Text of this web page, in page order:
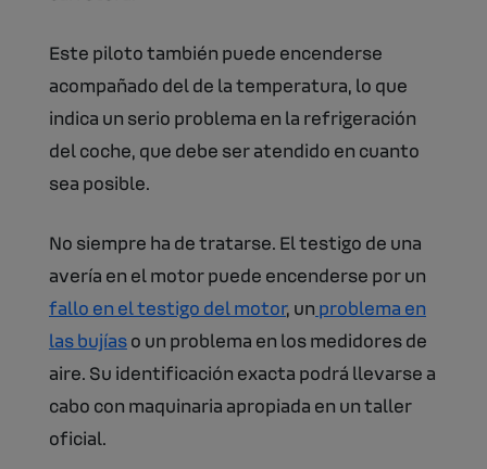
Este piloto también puede encenderse
acompañado del de la temperatura, lo que
indica un serio problema en la refrigeración
del coche, que debe ser atendido en cuanto
sea posible.
No siempre ha de tratarse. El testigo de una
avería en el motor puede encenderse por un
fallo en el testigo del motor, un problema en
las bujíaso un problema en los medidores de
aire. Su identificación exacta podrá llevarse a
cabo con maquinaria apropiada en un taller
oficial.